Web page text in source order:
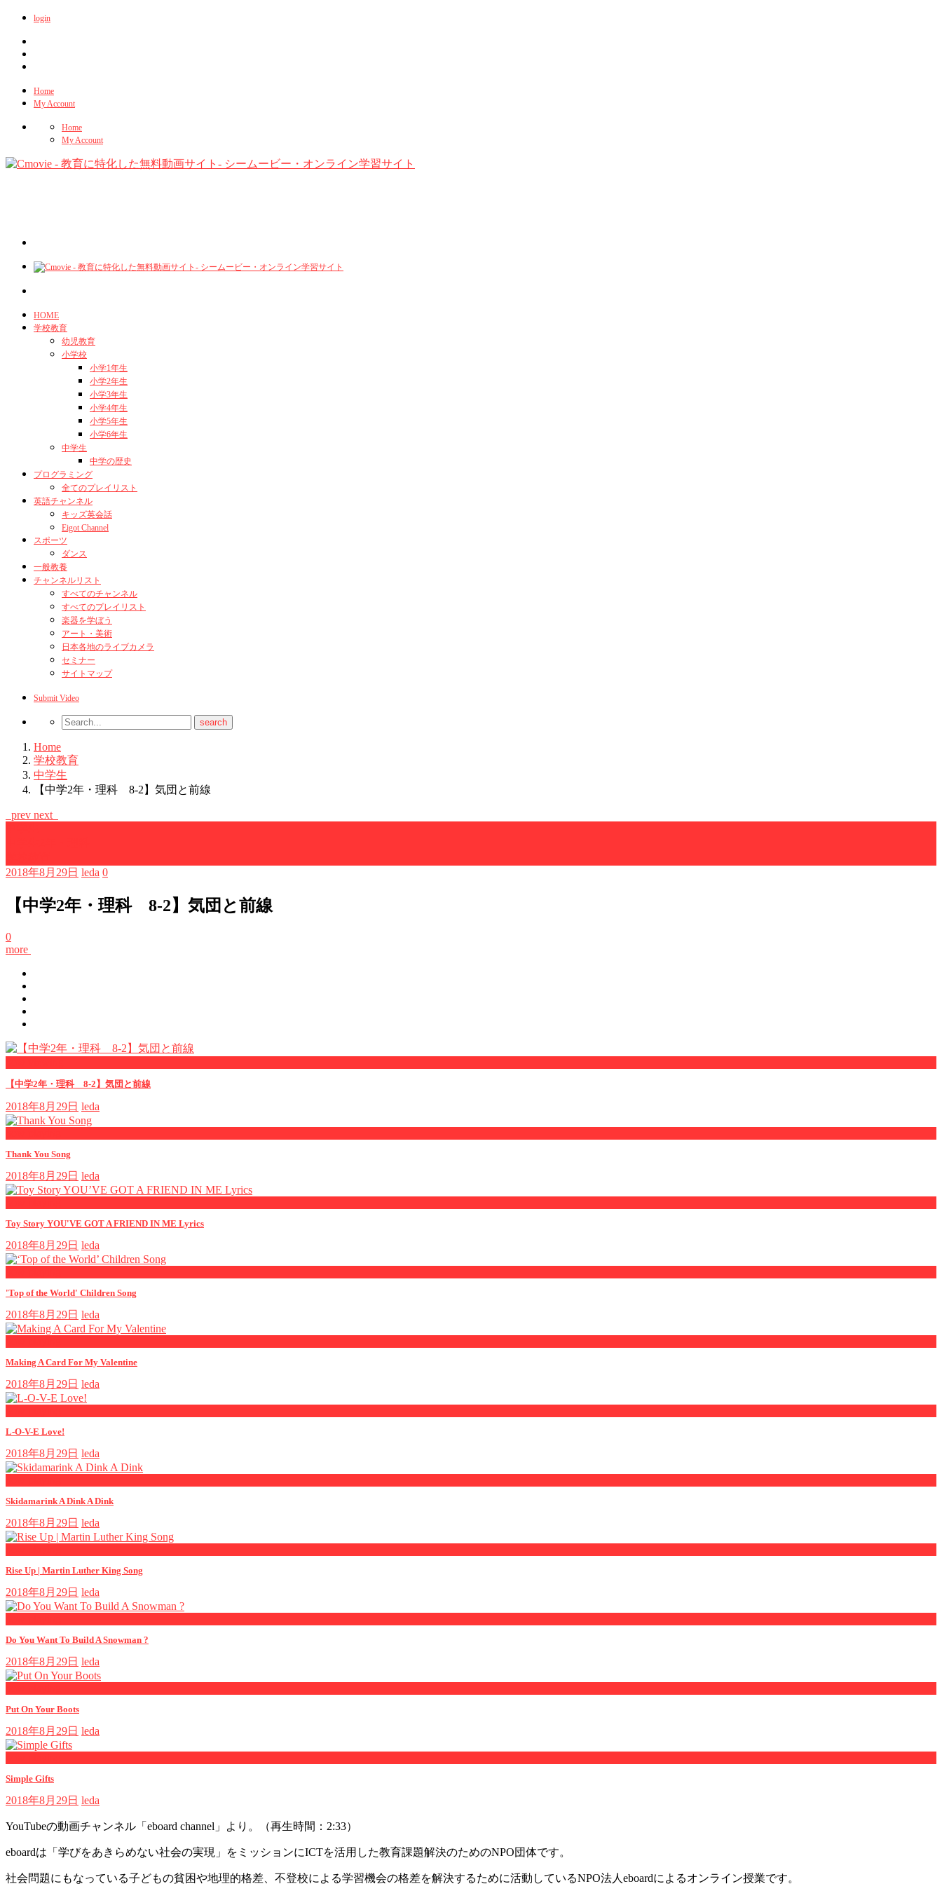
login
Home
My Account
Home
My Account
HOME
学校教育
幼児教育
小学校
小学1年生
小学2年生
小学3年生
小学4年生
小学5年生
小学6年生
中学生
中学の歴史
プログラミング
全てのプレイリスト
英語チャンネル
キッズ英会話
Eigot Channel
スポーツ
ダンス
一般教養
チャンネルリスト
すべてのチャンネル
すべてのプレイリスト
楽器を学ぼう
アート・美術
日本各地のライブカメラ
セミナー
サイトマップ
Submit Video
Home
学校教育
中学生
【中学2年・理科 8-2】気団と前線
prev next
2018年8月29日 leda 0
【中学2年・理科 8-2】気団と前線
0
more
【中学2年・理科 8-2】気団と前線
2018年8月29日 leda
Thank You Song
2018年8月29日 leda
Toy Story YOU'VE GOT A FRIEND IN ME Lyrics
2018年8月29日 leda
'Top of the World' Children Song
2018年8月29日 leda
Making A Card For My Valentine
2018年8月29日 leda
L-O-V-E Love!
2018年8月29日 leda
Skidamarink A Dink A Dink
2018年8月29日 leda
Rise Up | Martin Luther King Song
2018年8月29日 leda
Do You Want To Build A Snowman ?
2018年8月29日 leda
Put On Your Boots
2018年8月29日 leda
Simple Gifts
2018年8月29日 leda
YouTubeの動画チャンネル「eboard channel」より。（再生時間：2:33）
eboardは「学びをあきらめない社会の実現」をミッションにICTを活用した教育課題解決のためのNPO団体です。
社会問題にもなっている子どもの貧困や地理的格差、不登校による学習機会の格差を解決するために活動しているNPO法人eboardによるオンライン授業です。